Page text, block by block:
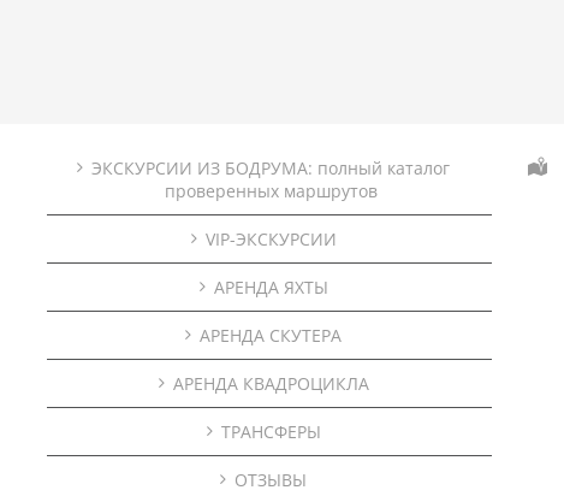
ЭКСКУРСИИ ИЗ БОДРУМА: полный каталог
проверенных маршрутов
VIP-ЭКСКУРСИИ
АРЕНДА ЯХТЫ
АРЕНДА СКУТЕРА
АРЕНДА КВАДРОЦИКЛА
ТРАНСФЕРЫ
ОТЗЫВЫ